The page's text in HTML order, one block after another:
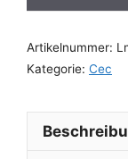
Artikelnummer:
Kategorie: Cec